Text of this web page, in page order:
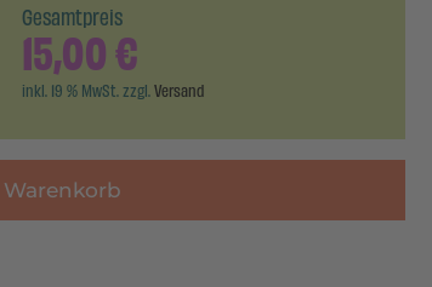
Gesamtpreis
15,00€
inkl. 19 % MwSt. zzgl.Versand